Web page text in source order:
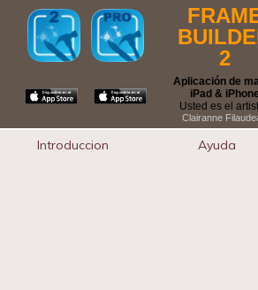
2
Aplicación de
iPad & iPhone
Usted es el
Clairanne
Introduccion Ayuda